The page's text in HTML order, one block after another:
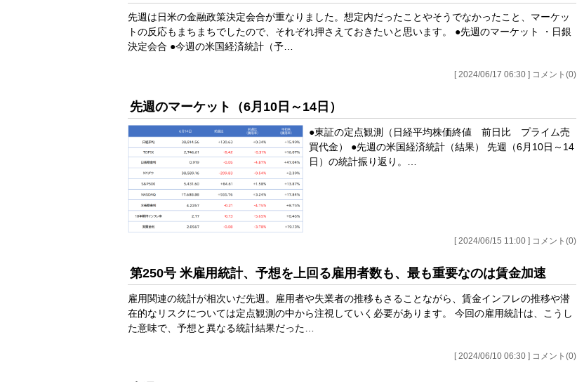
先週は日米の金融政策決定会合が重なりました。想定内だったことやそうでなかったこと、マーケッ
トの反応もまちまちでしたので、それぞれ押さえておきたいと思います。 ●先週のマーケット ・日銀
決定会合 ●今週の米国経済統計（予…
[ 2024/06/17 06:30 ] コメント(0)
先週のマーケット（6月10日～14日）
●東証の定点観測（日経平均株価終値 前日比 プライム売
買代金） ●先週の米国経済統計（結果） 先週（6月10日～14
日）の統計振り返り。…
[ 2024/06/15 11:00 ] コメント(0)
第250号 米雇用統計、予想を上回る雇用者数も、最も重要なのは賃金加速
雇用関連の統計が相次いだ先週。雇用者や失業者の推移もさることながら、賃金インフレの推移や潜
在的なリスクについては定点観測の中から注視していく必要があります。 今回の雇用統計は、こうし
た意味で、予想と異なる統計結果だった…
[ 2024/06/10 06:30 ] コメント(0)